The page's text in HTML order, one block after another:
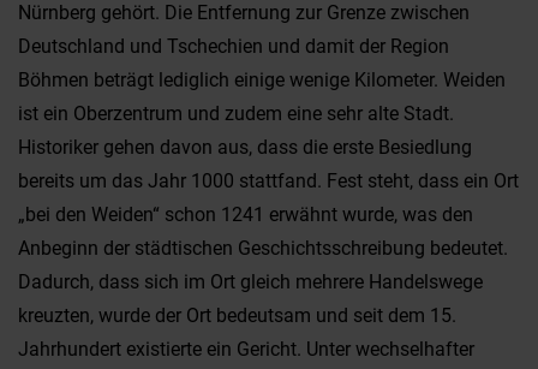
Nürnberg gehört. Die Entfernung zur Grenze zwischen
Deutschland und Tschechien und damit der Region
Böhmen beträgt lediglich einige wenige Kilometer. Weiden
ist ein Oberzentrum und zudem eine sehr alte Stadt.
Historiker gehen davon aus, dass die erste Besiedlung
bereits um das Jahr 1000 stattfand. Fest steht, dass ein Ort
„bei den Weiden“ schon 1241 erwähnt wurde, was den
Anbeginn der städtischen Geschichtsschreibung bedeutet.
Dadurch, dass sich im Ort gleich mehrere Handelswege
kreuzten, wurde der Ort bedeutsam und seit dem 15.
Jahrhundert existierte ein Gericht. Unter wechselhafter